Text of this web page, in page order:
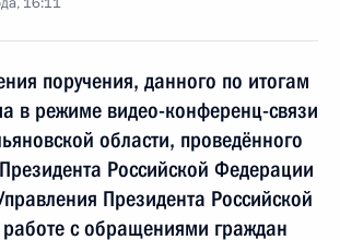
поручения, данного по итогам
в режиме видео-конференц-связи
области, проведённого
Российской Федерации
Президента Российской
с обращениями граждан